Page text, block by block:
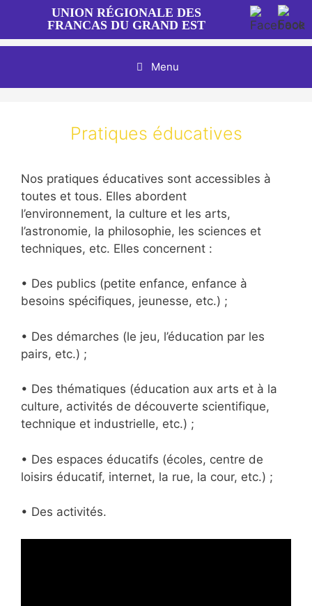
contenu
UNION RÉGIONALE DES
FRANCAS DU GRAND EST
Menu
Pratiques éducatives
Nos pratiques éducatives sont accessibles à
toutes et tous. Elles abordent
l’environnement, la culture et les arts,
l’astronomie, la philosophie, les sciences et
techniques, etc. Elles concernent :
• Des publics (petite enfance, enfance à
besoins spécifiques, jeunesse, etc.) ;
• Des démarches (le jeu, l’éducation par les
pairs, etc.) ;
• Des thématiques (éducation aux arts et à la
culture, activités de découverte scientifique,
technique et industrielle, etc.) ;
• Des espaces éducatifs (écoles, centre de
loisirs éducatif, internet, la rue, la cour, etc.) ;
• Des activités.